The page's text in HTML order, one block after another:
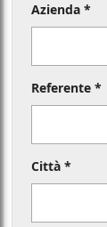
Azienda *
Referente *
Città *